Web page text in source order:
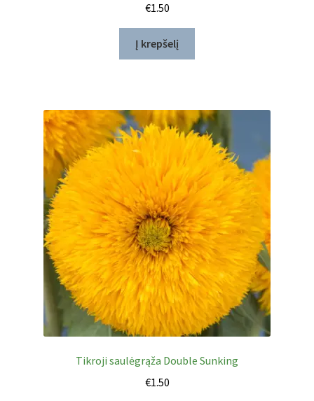
€1.50
Į krepšelį
Tikroji saulėgrąža Double Sunking
€1.50